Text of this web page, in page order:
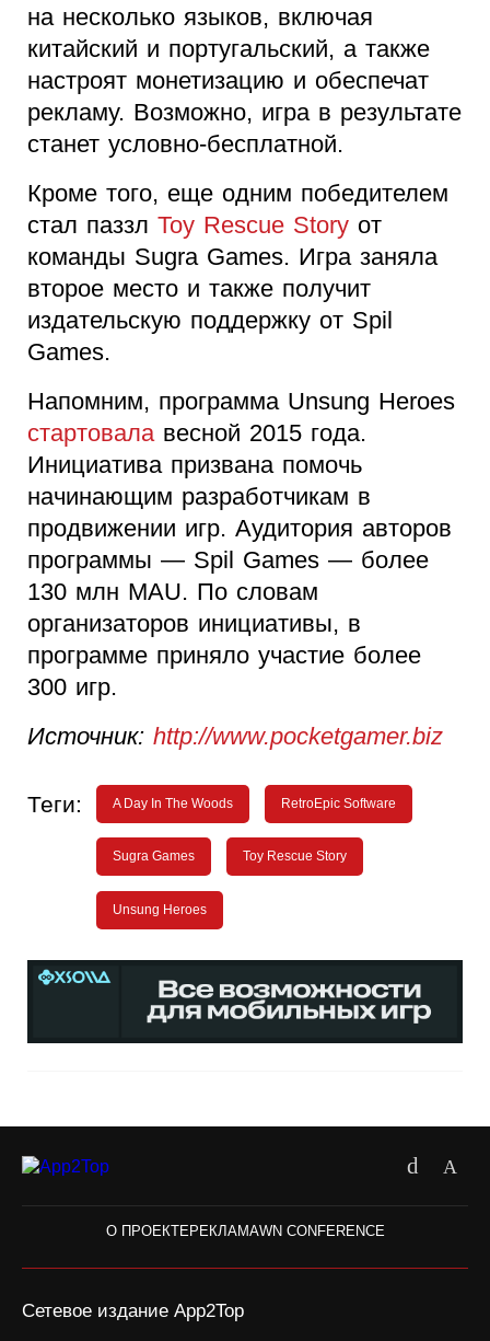
на несколько языков, включая
китайский и португальский, а также
настроят монетизацию и обеспечат
рекламу. Возможно, игра в результате
станет условно-бесплатной.
Кроме того, еще одним победителем
стал паззл Toy Rescue Story от
команды Sugra Games. Игра заняла
второе место и также получит
издательскую поддержку от Spil
Games.
Напомним, программа Unsung Heroes
стартовала весной 2015 года.
Инициатива призвана помочь
начинающим разработчикам в
продвижении игр. Аудитория авторов
программы — Spil Games — более
130 млн MAU. По словам
организаторов инициативы, в
программе приняло участие более
300 игр.
Источник: http://www.pocketgamer.biz
Теги: A Day In The Woods RetroEpic Software
Sugra Games Toy Rescue Story
Unsung Heroes
О ПРОЕКТЕРЕКЛАМАWN CONFERENCE
Сетевое издание App2Top